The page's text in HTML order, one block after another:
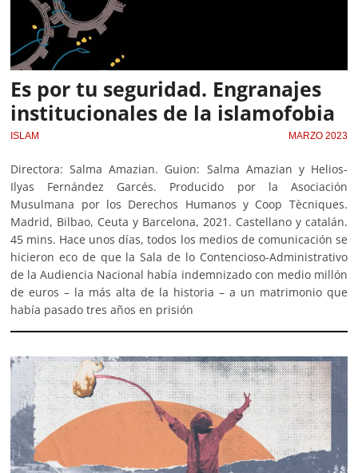
Es por tu seguridad. Engranajes
institucionales de la islamofobia
ISLAM MARZO 2023
Directora: Salma Amazian. Guion: Salma Amazian y Helios-
Ilyas Fernández Garcés. Producido por la Asociación
Musulmana por los Derechos Humanos y Coop Tècniques.
Madrid, Bilbao, Ceuta y Barcelona, 2021. Castellano y catalán.
45 mins. Hace unos días, todos los medios de comunicación se
hicieron eco de que la Sala de lo Contencioso-Administrativo
de la Audiencia Nacional había indemnizado con medio millón
de euros – la más alta de la historia – a un matrimonio que
había pasado tres años en prisión